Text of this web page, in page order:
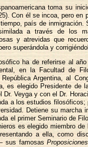
toma su
Con él se incoa, pero
país de
a través de los
y atrevidas que
superándola y
ha de referirse al
en la Facultad de
Argentina, al
es elegido Presidente de
Dr. Veyga y con el Dr.
a los estudios
Detiene su marcha
el primer Seminario de
es elegido miembro
a ella, como
sus famosas